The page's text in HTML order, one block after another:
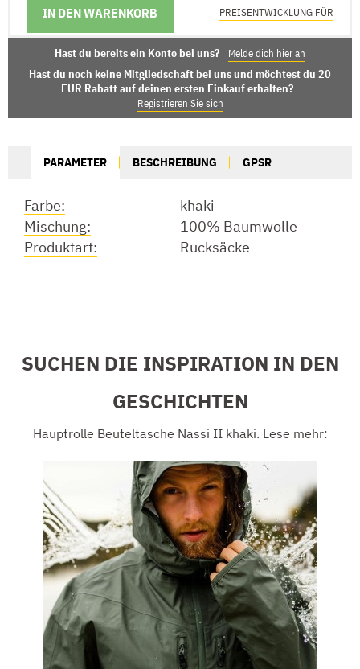
IN DEN WARENKORB
LIEFERMÖGLICHKEITEN PREISENTWICKLUNG FÜR
Hast du bereits ein Konto bei uns? Melde dich hier an
Hast du noch keine Mitgliedschaft bei uns und möchtest du 20
EUR Rabatt auf deinen ersten Einkauf erhalten?
Registrieren Sie sich
PARAMETER BESCHREIBUNG GPSR
Farbe:
khaki
Mischung:
100% Baumwolle
Produktart:
Rucksäcke
SUCHEN DIE INSPIRATION IN DEN
GESCHICHTEN
Hauptrolle Beuteltasche Nassi II khaki. Lese mehr: